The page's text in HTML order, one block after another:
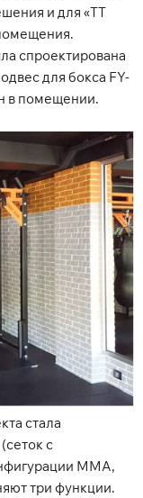
и для «TT
спроектирована
для бокса FY-
в помещении.
стала
с
MMA,
три функции.